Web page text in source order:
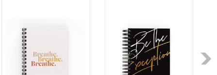
طرحها
نشرة
الإصدارات
Previous